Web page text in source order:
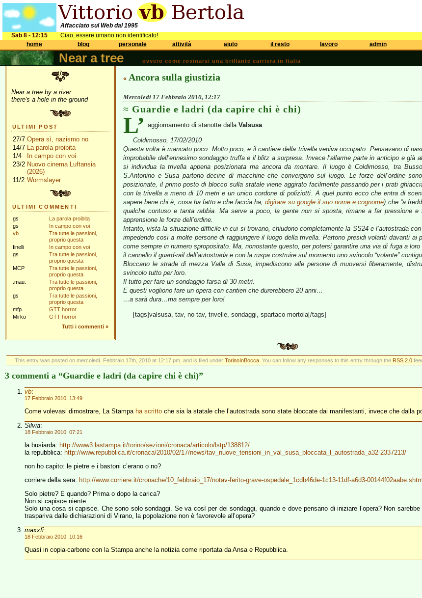
Affacciato sul Web dal 1995
Sab 8 - 12:15
Ciao, essere umano non identificato!
home
blog personale attività aiuto il resto lavoro admin
Near a tree ovvero come rovinarsi una brillante carriera in Italia
Near a tree by a river
there's a hole in the ground
ULTIMI POST
27/7 Opera sì, nazismo no
14/7 La parola proibita
1/4
In campo con voi
23/2 Nuovo cinema Luftansia
(2026)
11/2 Wormslayer
ULTIMI COMMENTI
gs
La parola proibita
gs
In campo con voi
vb
Tra tutte le passioni,
proprio questa
finelli
In campo con voi
gs
Tra tutte le passioni,
proprio questa
MCP
Tra tutte le passioni,
proprio questa
.mau.
Tra tutte le passioni,
proprio questa
gs
Tra tutte le passioni,
proprio questa
mfp
GTT horror
Mirko
GTT horror
Tutti i commenti »
« Ancora sulla giustizia
Mercoledì 17 Febbraio 2010, 12:17
Guardie e ladri (da capire chi è chi)
L’ aggiornamento di stanotte dalla Valsusa:
Coldimosso, 17/02/2010
Questa volta è mancato poco. Molto poco, e il cantiere della trivella veniva occupato. Pensavano di
improbabile dell’ennesimo sondaggio truffa e il blitz a sorpresa. Invece l’allarme parte in anticipo e
si individua la trivella appena posizionata ma ancora da montare. Il luogo è Coldimosso, tra
S.Antonino e Susa partono decine di macchine che convergono sul luogo. Le forze dell’ordine
posizionate, il primo posto di blocco sulla statale viene aggirato facilmente passando per i prati
con la trivella a meno di 10 metri e un unico cordone di poliziotti. A quel punto ecco che entra di
sapere bene chi è, cosa ha fatto e che faccia ha,digitare su google il suo nome e cognome) che “a
qualche contuso e tanta rabbia. Ma serve a poco, la gente non si sposta, rimane a far pressione
apprensione le forze dell’ordine.
Intanto, vista la situazione difficile in cui si trovano, chiudono completamente la SS24 e l’autostrada
impedendo così a molte persone di raggiungere il luogo della trivella. Partono presidi volanti davanti
come sempre in numero spropositato. Ma, nonostante questo, per potersi garantire una via di fuga a
il cannello il guard-rail dell’autostrada e con la ruspa costruire sul momento uno svincolo “volante”
Bloccano le strade di mezza Valle di Susa, impediscono alle persone di muoversi liberamente,
svincolo tutto per loro.
Il tutto per fare un sondaggio farsa di 30 metri.
E questi vogliono fare un opera con cantieri che durerebbero 20 anni…
…a sarà dura…ma sempre per loro!
[tags]valsusa, tav, no tav, trivelle, sondaggi, spartaco mortola[/tags]
This entry was posted on mercoledì, Febbraio 17th, 2010 at 12:17 pm, and is filed under TorinoInBocca. You can follow any responses to this entry through the RSS 2.0
3 commenti a “Guardie e ladri (da capire chi è chi)”
vb:
17 Febbraio 2010, 13:49
Come volevasi dimostrare, La Stampa ha scritto che sia la statale che l’autostrada sono state bloccate dai manifestanti, invece che dalla
Silvia:
18 Febbraio 2010, 07:21
la busiarda: http://www3.lastampa.it/torino/sezioni/cronaca/articolo/lstp/138812/
la repubblica: http://www.repubblica.it/cronaca/2010/02/17/news/tav_nuove_tensioni_in_val_susa_bloccata_l_autostrada_a32-2337213/
non ho capito: le pietre e i bastoni c’erano o no?
corriere della sera: http://www.corriere.it/cronache/10_febbraio_17/notav-ferito-grave-ospedale_1cdb46de-1c13-11df-a6d3-00144f02aabe.shtml
Solo pietre? E quando? Prima o dopo la carica?
Non si capisce niente.
Solo una cosa si capisce. Che sono solo sondaggi. Se va così per dei sondaggi, quando e dove pensano di iniziare l’opera? Non
traspariva dalle dichiarazioni di Virano, la popolazione non è favorevole all’opera?
maxxfi:
18 Febbraio 2010, 10:16
Quasi in copia-carbone con la Stampa anche la notizia come riportata da Ansa e Repubblica.